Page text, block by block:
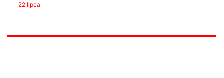
22 lipca